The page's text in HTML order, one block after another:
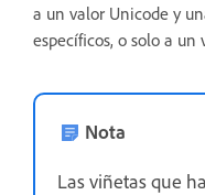
a un valor Unicode y
específicos, o solo a un
Nota
Las viñetas que